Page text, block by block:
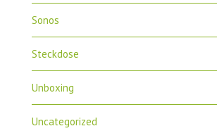
Sonos
Steckdose
Unboxing
Uncategorized